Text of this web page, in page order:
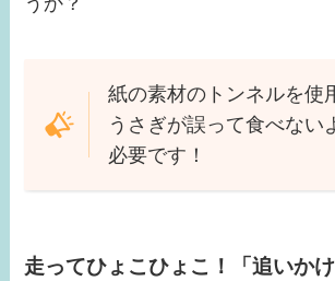
紙の素材のトンネルを使
うさぎが誤って食べない
必要です！
走ってひょこひょこ！「追いか